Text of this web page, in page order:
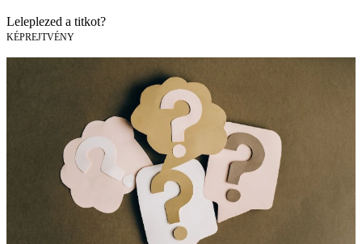
Leleplezed a titkot?
KÉPREJTVÉNY